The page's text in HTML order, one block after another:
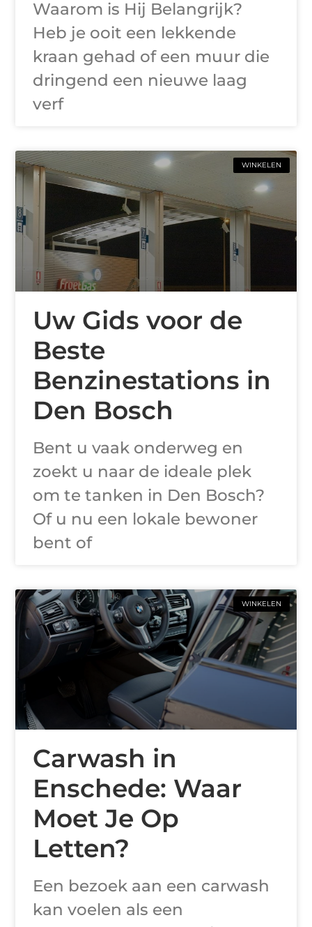
Waarom is Hij Belangrijk?
Heb je ooit een lekkende
kraan gehad of een muur die
dringend een nieuwe laag
verf
WINKELEN
Uw Gids voor de
Beste
Benzinestations in
Den Bosch
Bent u vaak onderweg en
zoekt u naar de ideale plek
om te tanken in Den Bosch?
Of u nu een lokale bewoner
bent of
WINKELEN
Carwash in
Enschede: Waar
Moet Je Op
Letten?
Een bezoek aan een carwash
kan voelen als een